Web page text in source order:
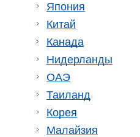
Япония
Китай
Канада
Нидерланды
ОАЭ
Таиланд
Корея
Малайзия